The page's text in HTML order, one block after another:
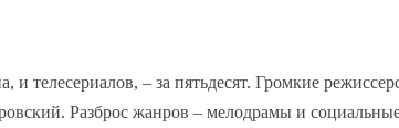
телесериалов, – за пятьдесят. Громкие
Разброс жанров – мелодрамы и